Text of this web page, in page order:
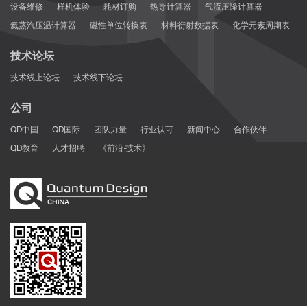
设备维修 样机体验 耗材订购 热导计算器
气流压降计算器
氦蒸汽压温计算器
磁性单位转换表 材料衍射数据表 化学元素周期表
技术论坛
技术线上论坛 技术线下论坛
公司
QD中国 QD国际 团队力量 行业认可 新闻中心
合作伙伴
QD教育
人才招聘 《前沿·技术》